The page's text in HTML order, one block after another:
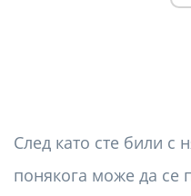
След като сте били с
понякога може да се